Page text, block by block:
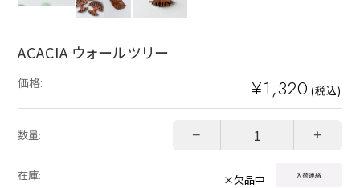
ACACIA ウォールツリー
価格: ¥1,320 (税込)
数量: − +
在庫: ×欠品中